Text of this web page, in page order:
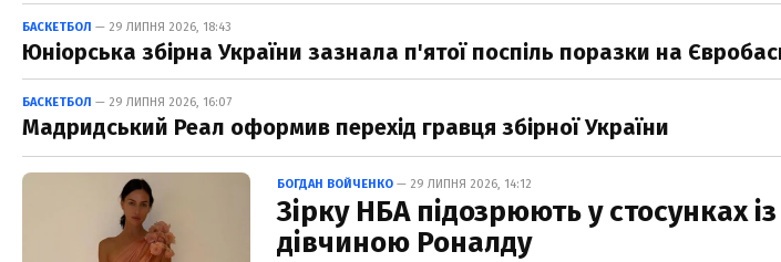
БАСКЕТБОЛ — 29 ЛИПНЯ 2026, 18:43
Юніорська збірна України зазнала п'ятої поспіль поразки на
БАСКЕТБОЛ — 29 ЛИПНЯ 2026, 16:07
Мадридський Реал оформив перехід гравця збірної України
БОГДАН ВОЙЧЕНКО — 29 ЛИПНЯ 2026, 14:12
Зірку НБА підозрюють у стосунках
дівчиною Роналду